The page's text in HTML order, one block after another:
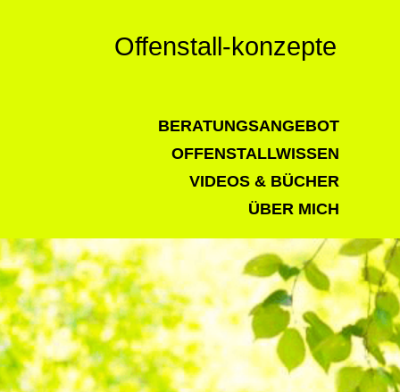
Offenstall-konzepte
BERATUNGSANGEBOT
OFFENSTALLWISSEN
VIDEOS & BÜCHER
ÜBER MICH